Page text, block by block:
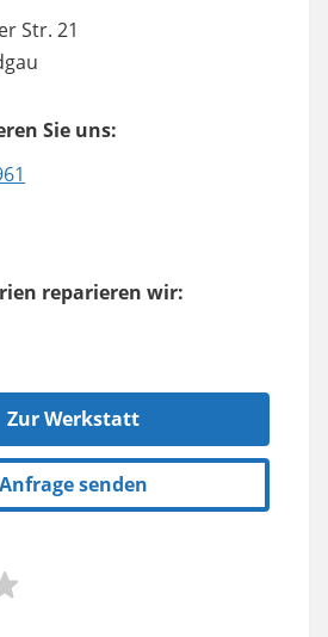
Str. 21
Sie uns:
reparieren wir:
Zur Werkstatt
Anfrage senden